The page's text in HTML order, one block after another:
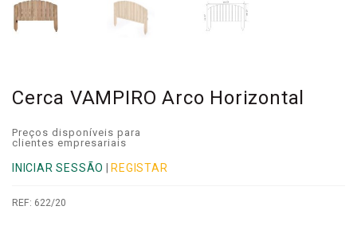
Cerca VAMPIRO Arco Horizontal
Preços disponíveis para
clientes empresariais
INICIAR SESSÃO REGISTAR
REF: 622/20